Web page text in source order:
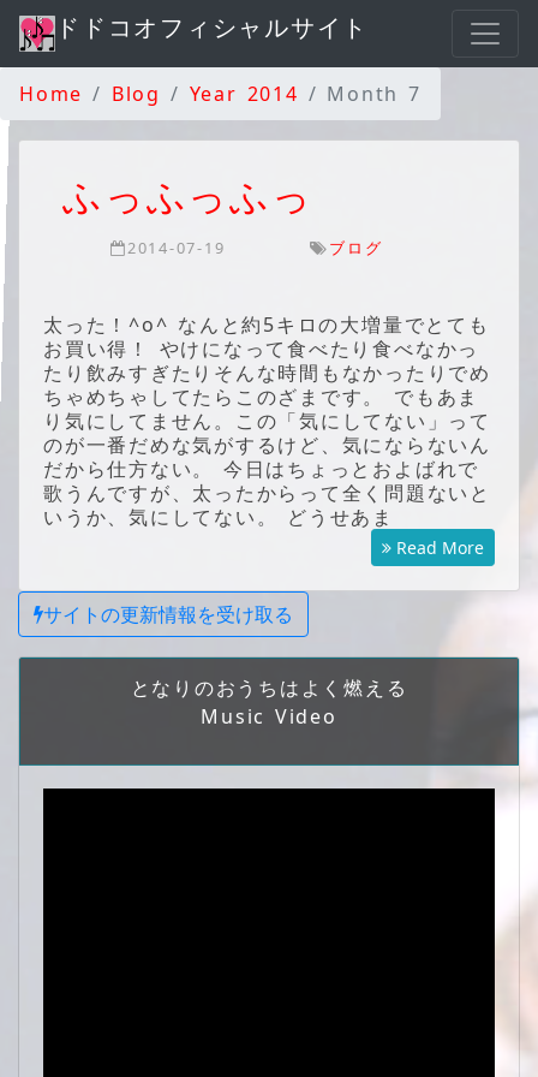
ドドコオフィシャルサイト
Home Blog Year 2014 Month 7
ふっふっふっ
2014-07-19 ブログ
太った！^o^ なんと約5キロの大増量でとても
お買い得！ やけになって食べたり食べなかっ
たり飲みすぎたりそんな時間もなかったりでめ
ちゃめちゃしてたらこのざまです。 でもあま
り気にしてません。この「気にしてない」って
のが一番だめな気がするけど、気にならないん
だから仕方ない。 今日はちょっとおよばれで
歌うんですが、太ったからって全く問題ないと
いうか、気にしてない。 どうせあま
Read More
サイトの更新情報を受け取る
となりのおうちはよく燃える
Music Video